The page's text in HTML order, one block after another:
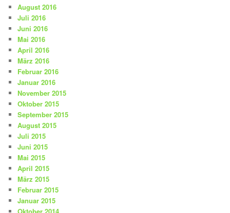
August 2016
Juli 2016
Juni 2016
Mai 2016
April 2016
März 2016
Februar 2016
Januar 2016
November 2015
Oktober 2015
September 2015
August 2015
Juli 2015
Juni 2015
Mai 2015
April 2015
März 2015
Februar 2015
Januar 2015